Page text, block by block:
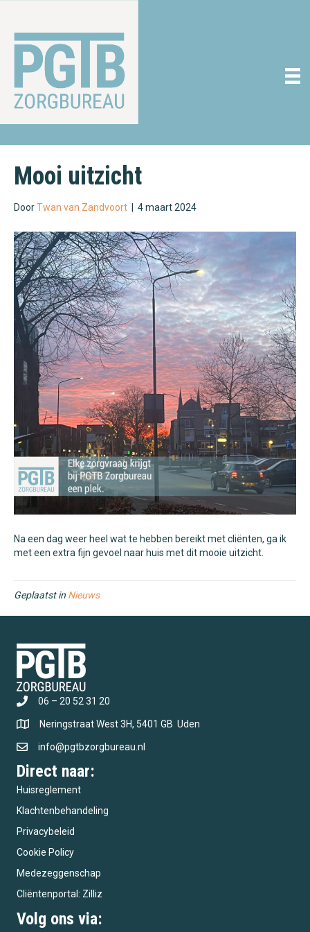
Mooi uitzicht
DoorTwan van Zandvoort 4 maart 2024
Na een dag weer heel wat te hebben bereikt met cliënten, ga ik
met een extra fijn gevoel naar huis met dit mooie uitzicht.
Geplaatst in Nieuws
06 – 20 52 31 20
Neringstraat West 3H, 5401 GB Uden
info@pgtbzorgbureau.nl
Direct naar:
Huisreglement
Klachtenbehandeling
Privacybeleid
Cookie Policy
Medezeggenschap
Cliëntenportal: Zilliz
Volg ons via: